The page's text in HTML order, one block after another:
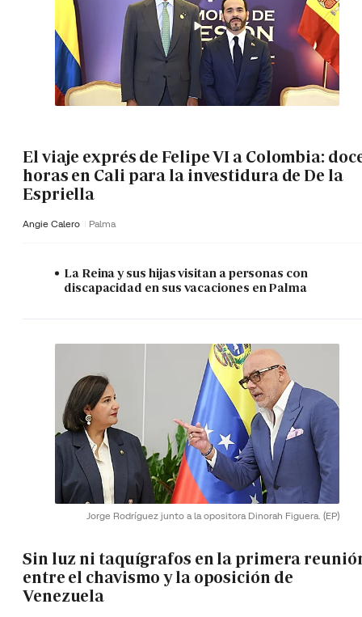
El viaje exprés de Felipe VI a Colombia:
horas en Cali para la investidura de De la
Espriella
Angie Calero Palma
La Reina y sus hijas visitan a personas con
discapacidad en sus vacaciones en Palma
Jorge Rodríguez junto a la opositora Dinorah Figuera. (EP)
Sin luz ni taquígrafos en la primera
entre el chavismo y la oposición de
Venezuela